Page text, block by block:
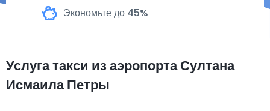
Экономьте до 45%
Услуга такси из аэропорта Султана
Исмаила Петры